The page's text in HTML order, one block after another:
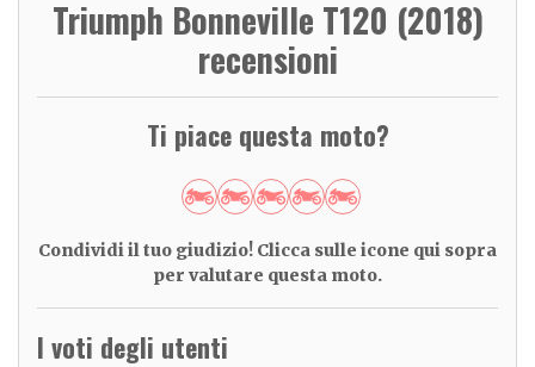
Triumph Bonneville T120 (2018)
recensioni
Ti piace questa moto?
Condividi il tuo giudizio! Clicca sulle icone qui sopra
per valutare questa moto.
I voti degli utenti